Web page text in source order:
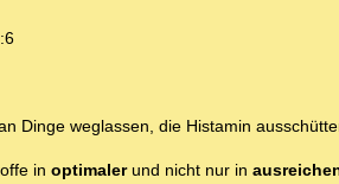
Dinge weglassen, die Histamin
in optimalerund nicht nur in